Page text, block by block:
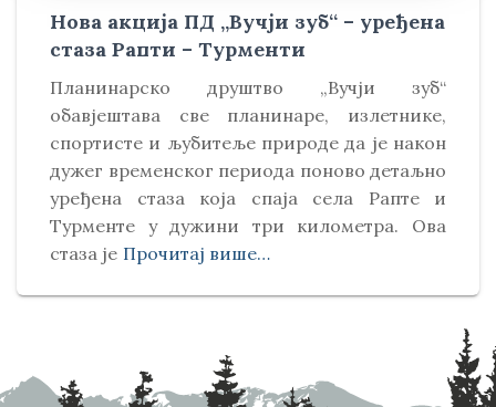
Нова акција ПД „Вучји зуб“ – уређена
стаза Рапти – Турменти
Планинарско друштво „Вучји зуб“
обавјештава све планинаре, излетнике,
спортисте и љубитеље природе да је након
дужег временског периода поново детаљно
уређена стаза која спаја села Рапте и
Турменте у дужини три километра. Ова
стаза је Прочитај више…